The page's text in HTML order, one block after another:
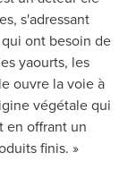
s'adressant
ont besoin de
yaourts, les
ouvre la voie à
végétale qui
en offrant un
finis. »